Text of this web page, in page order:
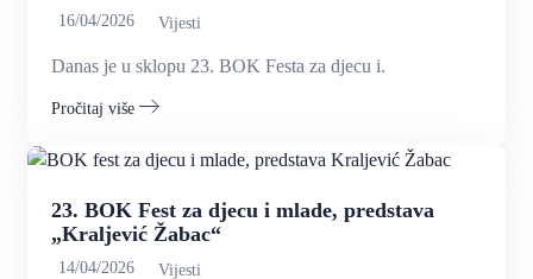
16/04/2026 Vijesti
Danas je u sklopu 23. BOK Festa za djecu i.
Pročitaj više
23. BOK Fest za djecu i mlade, predstava
„Kraljević Žabac“
14/04/2026 Vijesti